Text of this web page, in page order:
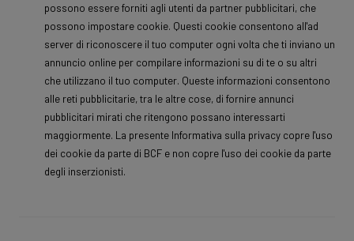
possono essere forniti agli utenti da partner pubblicitari, che
possono impostare cookie. Questi cookie consentono all'ad
server di riconoscere il tuo computer ogni volta che ti inviano un
annuncio online per compilare informazioni su di te o su altri
che utilizzano il tuo computer. Queste informazioni consentono
alle reti pubblicitarie, tra le altre cose, di fornire annunci
pubblicitari mirati che ritengono possano interessarti
maggiormente. La presente Informativa sulla privacy copre l'uso
dei cookie da parte di BCF e non copre l'uso dei cookie da parte
degli inserzionisti.